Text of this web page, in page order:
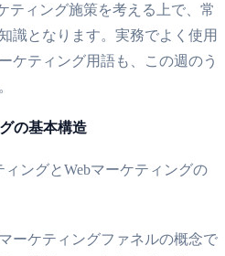
ティング施策を考える上で、常
識となります。実務でよく使用
ケティング用語も、この週のう
の基本構造
ングとWebマーケティングの
ーケティングファネルの概念で